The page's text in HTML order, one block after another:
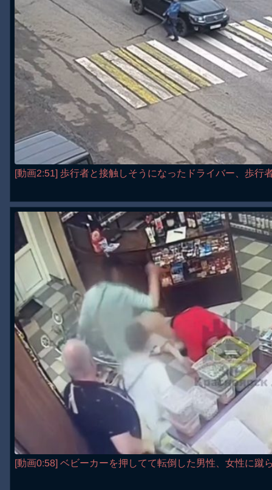
[動画2:51] 歩行者と接触しそうになったドライバー、歩行
[動画0:58] ベビーカーを押してて転倒した男性、女性に蹴